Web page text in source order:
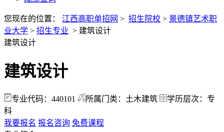
您现在的位置： 江西高职单招网 > 招生院校 > 景德镇艺术职
业大学 > 招生专业 > 建筑设计
建筑设计
建筑设计
专业代码：440101 所属门类：土木建筑
学历层次：专
科
我要报名 报名咨询 免费课程